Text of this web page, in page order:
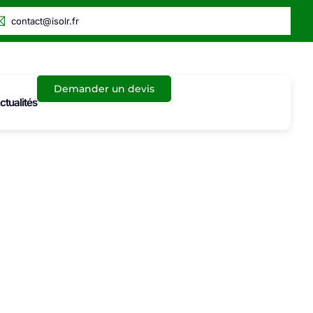
contact@isolr.fr
Demander un devis